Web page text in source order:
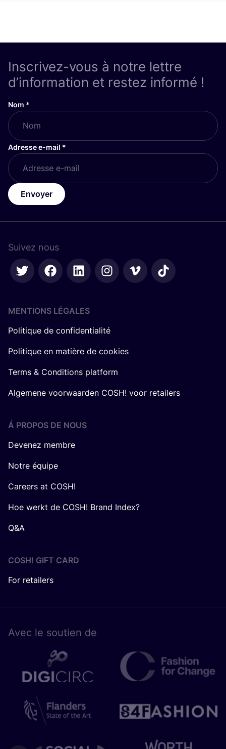
Inscrivez-vous à notre lettre
d’information et restez informé !
Nom *
Adresse e-mail *
Envoyer
Suivez nous
MENTIONS LÉGALES
Politique de confidentialité
Politique en matière de cookies
Terms & Conditions platform
Algemene voorwaarden COSH! voor retailers
Á PROPOS DE NOUS
Devenez membre
Notre équipe
Careers at COSH!
Hoe werkt de COSH! Brand Index?
Q&A
COSH! GIFT CARD
For retailers
Avec le sou­tien de